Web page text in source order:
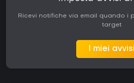
Ricevi notifiche via email quando i
target
I miei avvisi